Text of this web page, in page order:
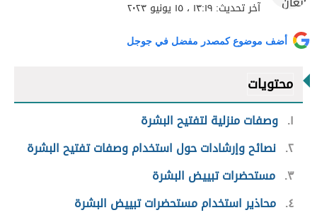
آخر تحديث: ١٣:١٩ ، ١٥ يونيو ٢٠٢٣
أضف موضوع كمصدر مفضل في جوجل
محتويات
١ وصفات منزلية لتفتيح البشرة
٢ نصائح وإرشادات حول استخدام وصفات تفتيح البشرة
٣ مستحضرات تبييض البشرة
٤ محاذير استخدام مستحضرات تبييض البشرة